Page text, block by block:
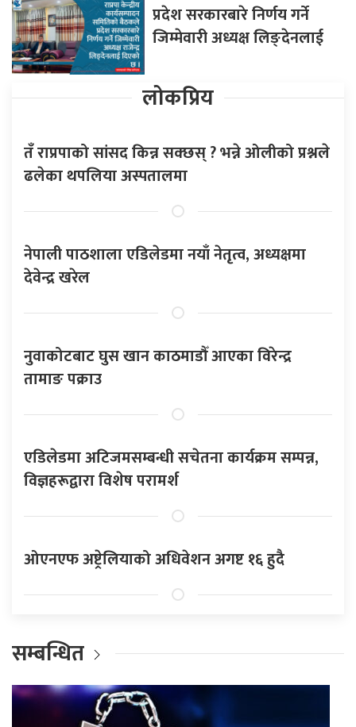
प्रदेश सरकारबारे निर्णय गर्ने
जिम्मेवारी अध्यक्ष लिङ्देनलाई
लोकप्रिय
तँ राप्रपाको सांसद किन्न सक्छस् ? भन्ने ओलीको प्रश्नले
ढलेका थपलिया अस्पतालमा
नेपाली पाठशाला एडिलेडमा नयाँ नेतृत्व, अध्यक्षमा
देवेन्द्र खरेल
नुवाकोटबाट घुस खान काठमाडौँ आएका विरेन्द्र
तामाङ पक्राउ
एडिलेडमा अटिजमसम्बन्धी सचेतना कार्यक्रम सम्पन्न,
विज्ञहरूद्वारा विशेष परामर्श
ओएनएफ अष्ट्रेलियाको अधिवेशन अगष्ट १६ हुदै
सम्बन्धित